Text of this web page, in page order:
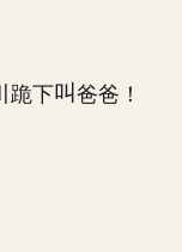
跪下 爸爸！